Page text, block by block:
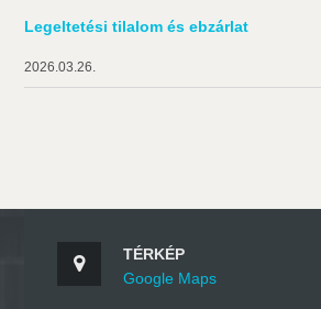
Legeltetési tilalom és ebzárlat
2026.03.26.
TÉRKÉP
Google Maps